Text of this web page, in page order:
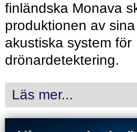
finländska Monava
produktionen av
akustiska system för
drönardetektering.
Läs mer...